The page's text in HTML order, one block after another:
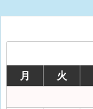
月
火